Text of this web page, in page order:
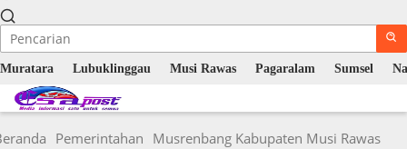
Muratara Lubuklinggau Musi Rawas Pagaralam Sumsel
Pemerintahan Musrenbang Kabupaten Musi Rawas